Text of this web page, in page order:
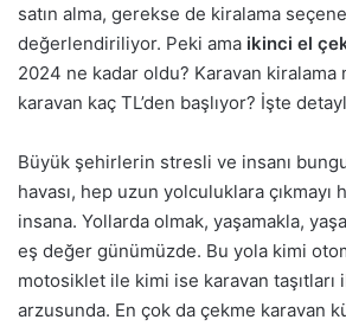
satın alma, gerekse de kiralama
değerlendiriliyor. Peki ama ikinci el
2024 ne kadar oldu? Karavan kiralama
karavan kaç TL’den başlıyor? İşte
Büyük şehirlerin stresli ve insanı
havası, hep uzun yolculuklara çıkmayı
insana. Yollarda olmak, yaşamakla,
eş değer günümüzde. Bu yola kimi
motosiklet ile kimi ise karavan taşıtları
arzusunda. En çok da çekme karavan